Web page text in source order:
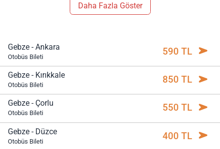
Daha Fazla Göster
Gebze - Ankara
Otobüs Bileti 590 TL
Gebze - Kırıkkale
Otobüs Bileti 850 TL
Gebze - Çorlu
Otobüs Bileti 550 TL
Gebze - Düzce
Otobüs Bileti 400 TL